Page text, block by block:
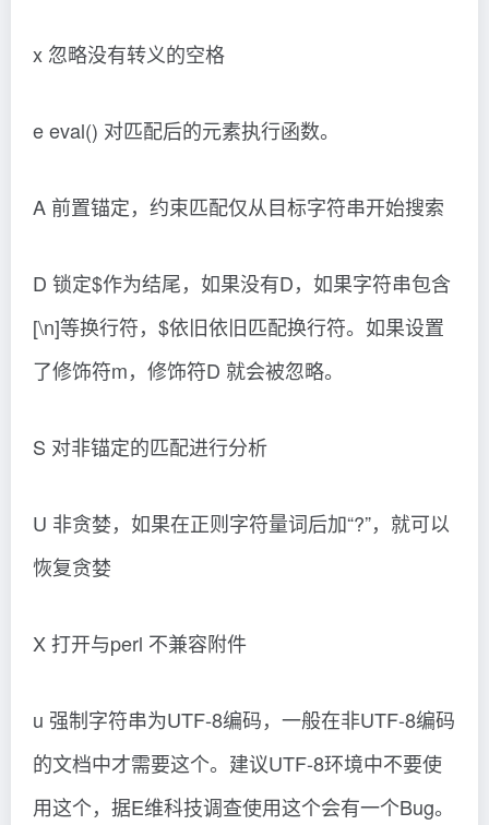
x 忽略没有转义的空格
e eval() 对匹配后的元素执行函数。
A 前置锚定，约束匹配仅从目标字符串开始搜索
D 锁定$作为结尾，如果没有D，如果字符串包含
[\n]等换行符，$依旧依旧匹配换行符。如果设置
了修饰符m，修饰符D 就会被忽略。
S 对非锚定的匹配进行分析
U 非贪婪，如果在正则字符量词后加“?”，就可以
恢复贪婪
X 打开与perl 不兼容附件
u 强制字符串为UTF-8编码，一般在非UTF-8编码
的文档中才需要这个。建议UTF-8环境中不要使
用这个，据E维科技调查使用这个会有一个Bug。